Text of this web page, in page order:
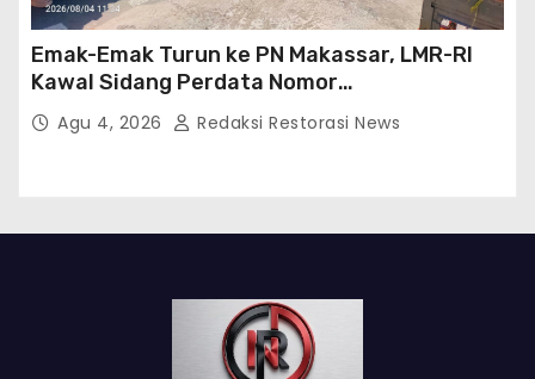
Emak-Emak Turun ke PN Makassar, LMR-RI
Kawal Sidang Perdata Nomor
254/Pdt.G/2026/PN Mks
Agu 4, 2026 Redaksi Restorasi News